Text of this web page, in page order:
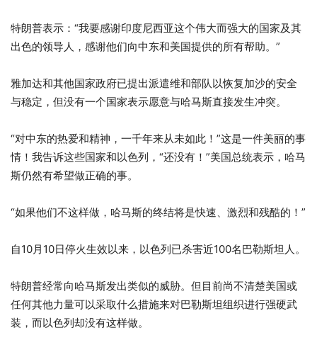
单
尾
特朗普表示：“我要感谢印度尼西亚这个伟大而强大的国家及其
出色的领导人，感谢他们向中东和美国提供的所有帮助。”
雅加达和其他国家政府已提出派遣维和部队以恢复加沙的安全
与稳定，但没有一个国家表示愿意与哈马斯直接发生冲突。
“对中东的热爱和精神，一千年来从未如此！”这是一件美丽的事
情！我告诉这些国家和以色列，“还没有！”美国总统表示，哈马
斯仍然有希望做正确的事。
“如果他们不这样做，哈马斯的终结将是快速、激烈和残酷的！”
自10月10日停火生效以来，以色列已杀害近100名巴勒斯坦人。
特朗普经常向哈马斯发出类似的威胁。但目前尚不清楚美国或
任何其他力量可以采取什么措施来对巴勒斯坦组织进行强硬武
装，而以色列却没有这样做。